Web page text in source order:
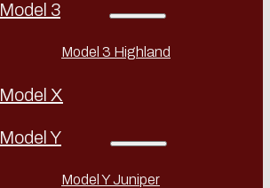
Model 3
Model 3 Highland
Model X
Model Y
Model Y Juniper